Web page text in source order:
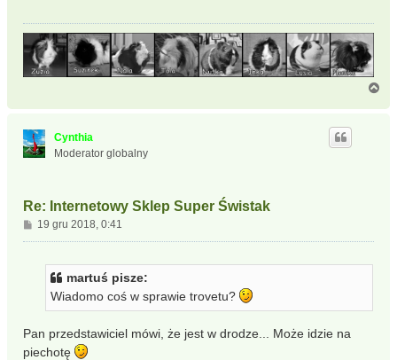
Cynthia
Moderator globalny
Re: Internetowy Sklep Super Świstak
P
o
19 gru 2018, 0:41
martuś pisze:
Wiadomo coś w sprawie trovetu?
Pan przedstawiciel mówi, że jest w drodze... Może idzie na
piechotę